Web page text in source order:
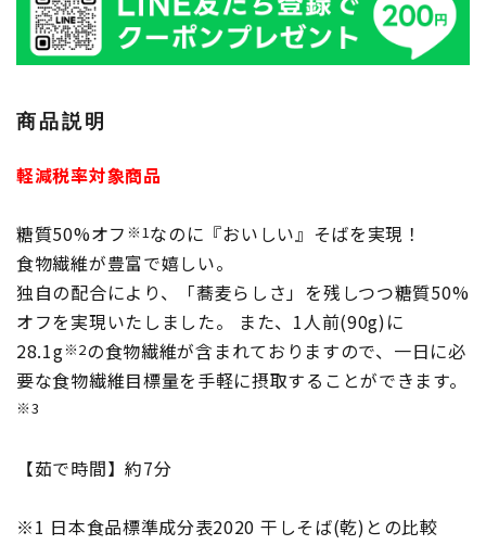
商品説明
軽減税率対象商品
糖質50%オフ ※1なのに『おいしい』そばを実現！
食物繊維が豊富で嬉しい。
独自の配合により、「蕎麦らしさ」を残しつつ糖質50%
オフを実現いたしました。 また、1人前(90g)に
28.1g※2の食物繊維が含まれておりますので、一日に必
要な食物繊維目標量を手軽に摂取することができます。
※3
【茹で時間】約7分
※1 日本食品標準成分表2020 干しそば(乾)との比較